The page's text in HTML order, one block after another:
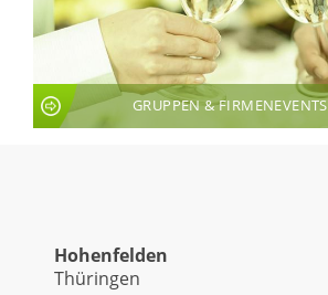
GRUPPEN & FIRMENEVENTS